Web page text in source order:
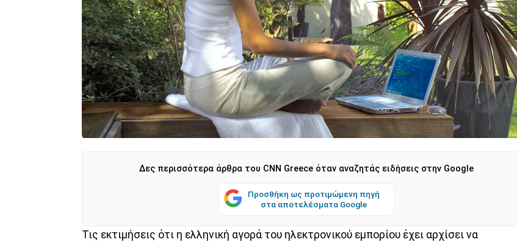
Δες περισσότερα άρθρα του CNN Greece όταν αναζητάς ειδήσεις στην Google
Προσθήκη ως προτιμώμενη πηγή
στα αποτελέσματα Google
Τις εκτιμήσεις ότι η ελληνική αγορά του ηλεκτρονικού εμπορίου έχει αρχίσει να